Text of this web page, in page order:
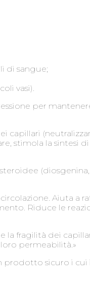
di sangue;
vasi).
per
stimola la sintesi
Aiuta a
Riduce le
fragilità dei
permeabilità.»
prodotto sicuro i